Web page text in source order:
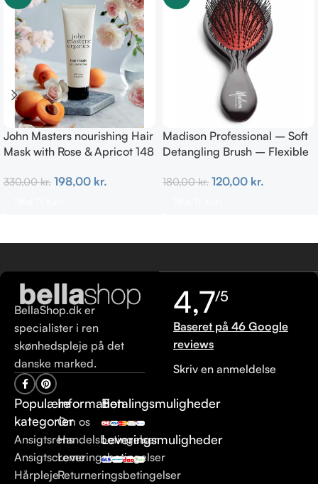
John Masters nourishing Hair
Mask with Rose & Apricot 148
330,00kr. 198,00 kr.
Madison Professional – Soft
Detangling Brush – Flexible
180,00kr. 120,00 kr.
BellaShop.dk er
specialister i ren
skønhedspleje på det
danske marked.
Populære
kategorier
Ansigtsrens
Ansigtscreme
Hårpleje
Information
Om os
Handelsbetingelser
Leveringsbetingelser
Returneringsbetingelser
Betalingsmuligheder
Leveringsmuligheder
4,7/5
Baseret på 46 Google
reviews
Skriv en anmeldelse